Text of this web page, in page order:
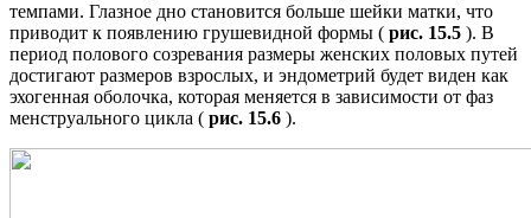
темпами. Глазное дно становится больше шейки матки, что
приводит к появлению грушевидной формы ( рис. 15.5 ). В
период полового созревания размеры женских половых путей
достигают размеров взрослых, и эндометрий будет виден как
эхогенная оболочка, которая меняется в зависимости от фаз
менструального цикла ( рис. 15.6 ).